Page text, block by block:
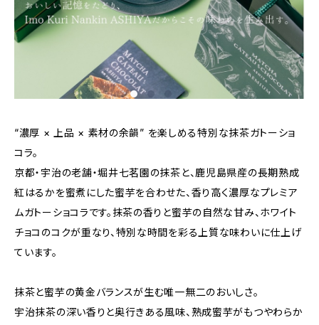
“濃厚 × 上品 × 素材の余韻” を楽しめる特別な抹茶ガトーショ
コラ。
京都・宇治の老舗・堀井七茗園の抹茶と、鹿児島県産の長期熟成
紅はるかを蜜煮にした蜜芋を合わせた、香り高く濃厚なプレミア
ムガトーショコラです。抹茶の香りと蜜芋の自然な甘み、ホワイト
チョコのコクが重なり、特別な時間を彩る上質な味わいに仕上げ
ています。
抹茶と蜜芋の黄金バランスが生む唯一無二のおいしさ。
宇治抹茶の深い香りと奥行きある風味、熟成蜜芋がもつやわらか